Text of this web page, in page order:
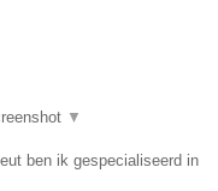
▼
ben ik gespecialiseerd in